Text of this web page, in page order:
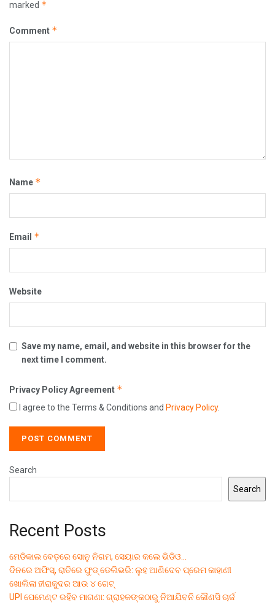
marked *
Comment *
Name *
Email *
Website
Save my name, email, and website in this browser for the
next time I comment.
Privacy Policy Agreement *
I agree to the Terms & Conditions and Privacy Policy.
Search
Search
Recent Posts
ମେଡିକାଲ ବେଡ଼ରେ ସୋନୁ ନିଗମ, ସେୟାର କଲେ ଭିଡିଓ…
ଦିନରେ ଅଫିସ୍, ରାତିରେ ଫୁଡ୍ ଡେଲିଭରି: ଲୁହ ଆଣିଦେବ ପ୍ରେମ କାହାଣୀ
ଖୋଲିଲା ହୀରାକୁଦର ଆଉ ୪ ଗେଟ୍
UPI ପେମେଣ୍ଟ ରହିବ ମାଗଣା: ଗ୍ରାହକଙ୍କଠାରୁ ନିଆଯିବନି କୌଣସି ଚାର୍ଜ